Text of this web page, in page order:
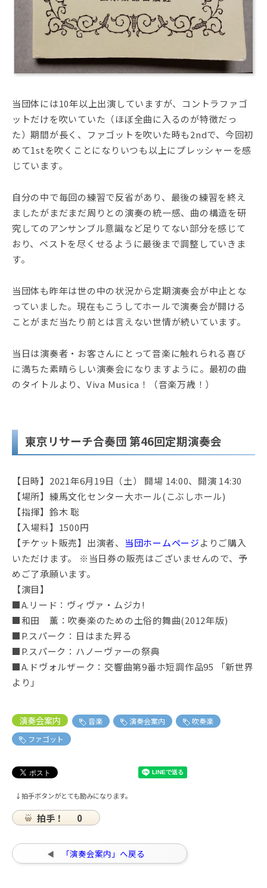
当団体には10年以上出演していますが、コントラファゴ
ットだけを吹いていた（ほぼ全曲に入るのが特徴だっ
た）期間が長く、ファゴットを吹いた時も2ndで、今回初
めて1stを吹くことになりいつも以上にプレッシャーを感
じています。
自分の中で毎回の練習で反省があり、最後の練習を終え
ましたがまだまだ周りとの演奏の統一感、曲の構造を研
究してのアンサンブル意識など足りてない部分を感じて
おり、ベストを尽くせるように最後まで調整していきま
す。
当団体も昨年は世の中の状況から定期演奏会が中止とな
っていました。現在もこうしてホールで演奏会が開ける
ことがまだ当たり前とは言えない世情が続いています。
当日は演奏者・お客さんにとって音楽に触れられる喜び
に満ちた素晴らしい演奏会になりますように。最初の曲
のタイトルより、Viva Musica！（音楽万歳！）
東京リサーチ合奏団 第46回定期演奏会
【日時】2021年6月19日（土） 開場 14:00、開演 14:30
【場所】練馬文化センター大ホール(こぶしホール)
【指揮】鈴木 聡
【入場料】1500円
【チケット販売】出演者、
当団ホームページよりご購入
いただけます。 ※当日券の販売はございませんので、予
めご了承願います。
【演目】
■A.リード：ヴィヴァ・ムジカ!
■和田 薫：吹奏楽のための土俗的舞曲(2012年版)
■P.スパーク：日はまた昇る
■P.スパーク：ハノーヴァーの祭典
■A.ドヴォルザーク：交響曲第9番ホ短調作品95 「新世界
より」
演奏会案内 音楽 演奏会案内
吹奏楽
ファゴット
↓拍手ボタンがとても励みになります。
拍手！ 0
「演奏会案内」へ戻る